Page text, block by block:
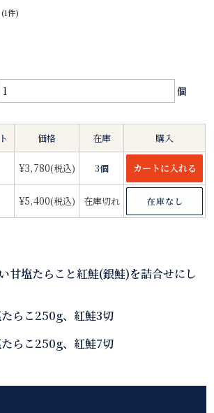
(1件)
個
価格 在庫 購入
¥3,780(税込) 3個
¥5,400(税込) 在庫切れ
甘塩たらこと紅鮭(銀鮭)を詰合せにし
たらこ250g、紅鮭3切
たらこ250g、紅鮭7切